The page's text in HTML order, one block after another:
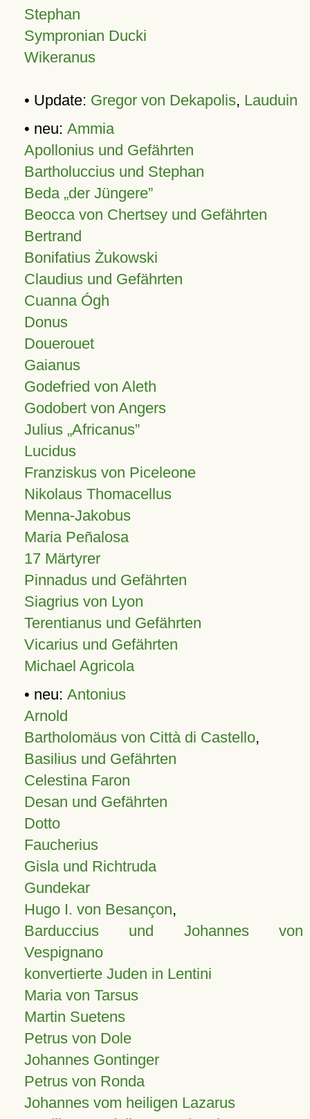
Stephan
Sympronian Ducki
Wikeranus
• Update: Gregor von Dekapolis, Lauduin
• neu: Ammia
Apollonius und Gefährten
Bartholuccius und Stephan
Beda „der Jüngere”
Beocca von Chertsey und Gefährten
Bertrand
Bonifatius Żukowski
Claudius und Gefährten
Cuanna Ógh
Donus
Douerouet
Gaianus
Godefried von Aleth
Godobert von Angers
Julius Africanus
Lucidus
Franziskus von Piceleone
Nikolaus Thomacellus
Menna-Jakobus
Maria Peñalosa
17 Märtyrer
Pinnadus und Gefährten
Siagrius von Lyon
Terentianus und Gefährten
Vicarius und Gefährten
Michael Agricola
• neu: Antonius
Arnold
Bartholomäus von Città di Castello,
Basilius und Gefährten
Celestina Faron
Desan und Gefährten
Dotto
Faucherius
Gisla und Richtruda
Gundekar
Hugo I. von Besançon,
Barduccius und Johannes von
Vespignano
konvertierte Juden in Lentini
Maria von Tarsus
Martin Suetens
Petrus von Dole
Johannes Gontinger
Petrus von Ronda
Johannes vom heiligen Lazarus